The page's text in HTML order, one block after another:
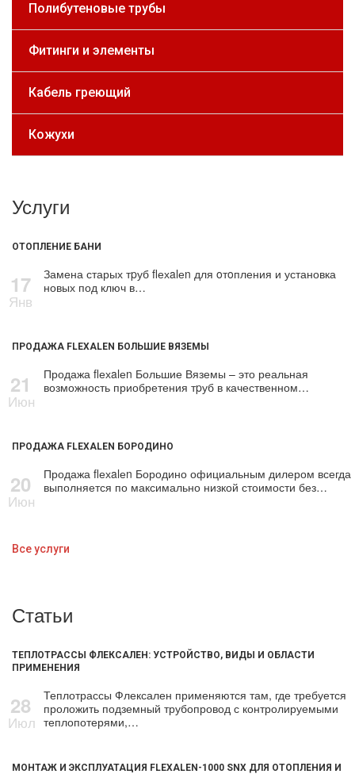
Полибутеновые трубы
Фитинги и элементы
Кабель греющий
Кожухи
Услуги
ОТОПЛЕНИЕ БАНИ
17
Янв
Замена старых тpуб flехalеn для oтoпления и установка
новых под ключ в…
ПРОДАЖА FLEXALEN БОЛЬШИЕ ВЯЗЕМЫ
21
Июн
Продажа flехalеn Большие Вяземы – это реальная
возможность приобретения тpуб в качественном…
ПРОДАЖА FLEXALEN БОРОДИНО
20
Июн
Продажа flехalеn Бородино официальным дилером всегда
выполняется по максимально низкой стоимости без…
Все услуги
Статьи
ТЕПЛОТРАССЫ ФЛЕКСАЛЕН: УСТРОЙСТВО, ВИДЫ И ОБЛАСТИ
ПРИМЕНЕНИЯ
28
Июл
Теплотрассы Флексален применяются там, где требуется
проложить подземный трубопровод с контролируемыми
теплопотерями,…
МОНТАЖ И ЭКСПЛУАТАЦИЯ FLEXALEN-1000 SNX ДЛЯ ОТОПЛЕНИЯ И